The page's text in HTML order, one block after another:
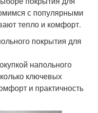
с популярными
тепло и комфорт.
покрытия для
напольного
ключевых
и практичность